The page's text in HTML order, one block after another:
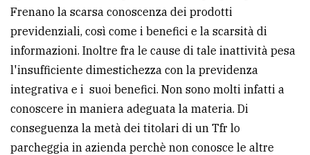
Frenano la scarsa conoscenza dei prodotti
previdenziali, così come i benefici e la scarsità di
informazioni. Inoltre fra le cause di tale inattività pesa
l'insufficiente dimestichezza con la previdenza
integrativa e i suoi benefici. Non sono molti infatti a
conoscere in maniera adeguata la materia. Di
conseguenza la metà dei titolari di un Tfr lo
parcheggia in azienda perchè non conosce le altre